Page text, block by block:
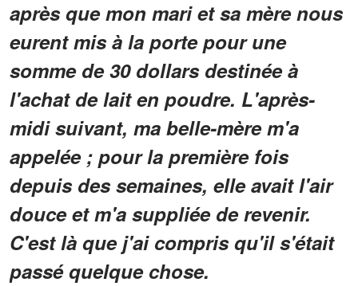
après que mon mari et sa mère nous
eurent mis à la porte pour une
somme de 30 dollars destinée à
l'achat de lait en poudre. L'après-
midi suivant, ma belle-mère m'a
appelée ; pour la première fois
depuis des semaines, elle avait l'air
douce et m'a suppliée de revenir.
C'est là que j'ai compris qu'il s'était
passé quelque chose.